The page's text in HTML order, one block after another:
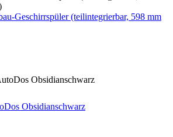
Geschirrspüler (teilintegrierbar, 598 mm
Obsidianschwarz